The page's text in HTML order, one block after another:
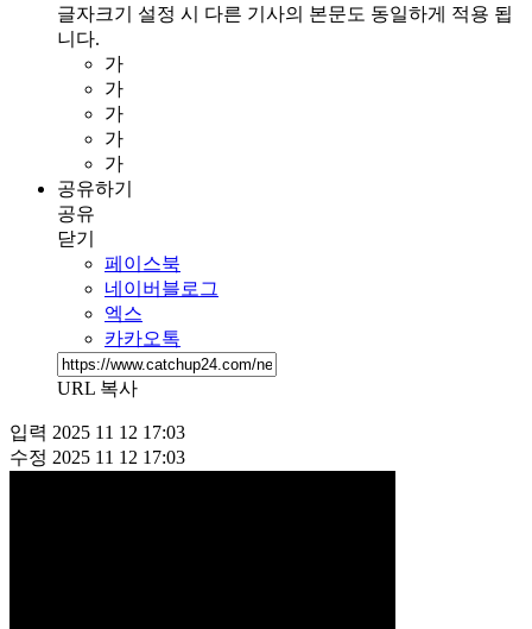
글자크기 설정 시 다른 기사의 본문도 동일하게 적용 됩
니다.
가
가
가
가
가
공유하기
공유
닫기
페이스북
네이버블로그
엑스
카카오톡
URL 복사
입력 2025 11 12 17:03
수정 2025 11 12 17:03